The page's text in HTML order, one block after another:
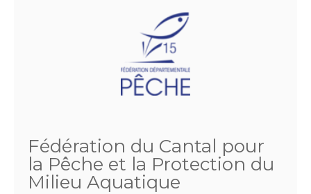
Fédération du Cantal pour
la Pêche et la Protection du
Milieu Aquatique